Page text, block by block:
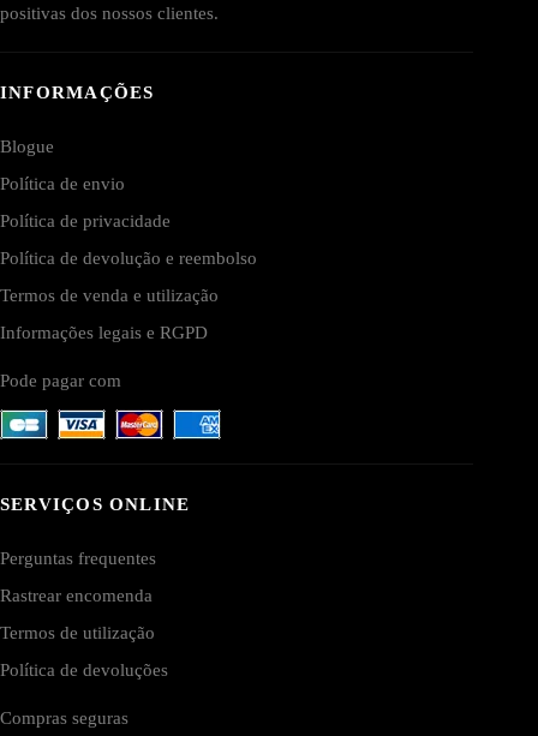
positivas dos nossos clientes.
INFORMAÇÕES
Blogue
Política de envio
Política de privacidade
Política de devolução e reembolso
Termos de venda e utilização
Informações legais e RGPD
Pode pagar com
SERVIÇOS ONLINE
Perguntas frequentes
Rastrear encomenda
Termos de utilização
Política de devoluções
Compras seguras